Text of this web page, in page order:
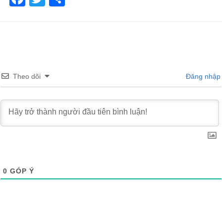
Theo dõi Đăng nhập
0 GÓP Ý